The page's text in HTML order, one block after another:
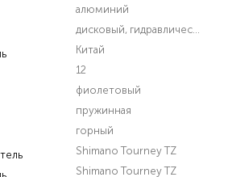
алюминий
дисковый, гидравлический
Китай
12
фиолетовый
пружинная
горный
Shimano Tourney TZ
Shimano Tourney TZ